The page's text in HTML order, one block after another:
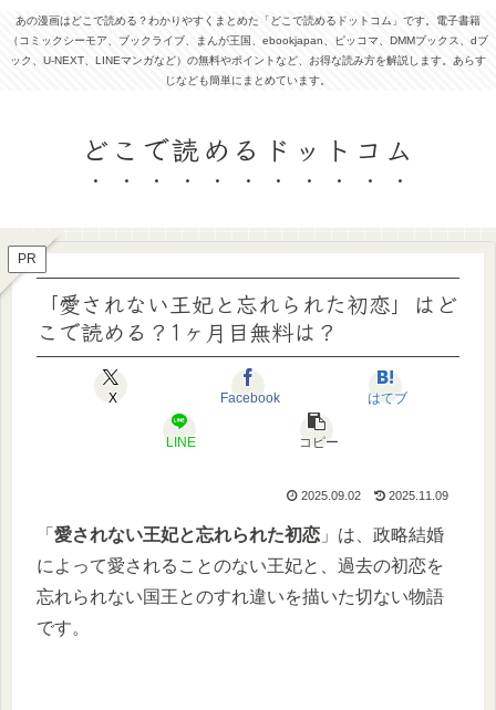
あの漫画はどこで読める？わかりやすくまとめた「どこで読めるドットコム」です。電子書籍
（コミックシーモア、ブックライブ、まんが王国、ebookjapan、ピッコマ、DMMブックス、dブ
ック、U-NEXT、LINEマンガなど）の無料やポイントなど、お得な読み方を解説します。あらす
じなども簡単にまとめています。
どこで読めるドットコム
PR
「愛されない王妃と忘れられた初恋」はど
こで読める？1ヶ月目無料は？
X Facebook はてブ
LINE コピー
2025.09.02 2025.11.09
「 愛されない王妃と忘れられた初恋 」は、政略結婚
によって愛されることのない王妃と、過去の初恋を
忘れられない国王とのすれ違いを描いた切ない物語
です。